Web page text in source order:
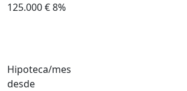
125.000 €8%
Hipoteca/mes
desde